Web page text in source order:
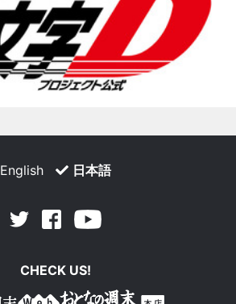
English 日本語
Twitter Facebook
CHECK US!